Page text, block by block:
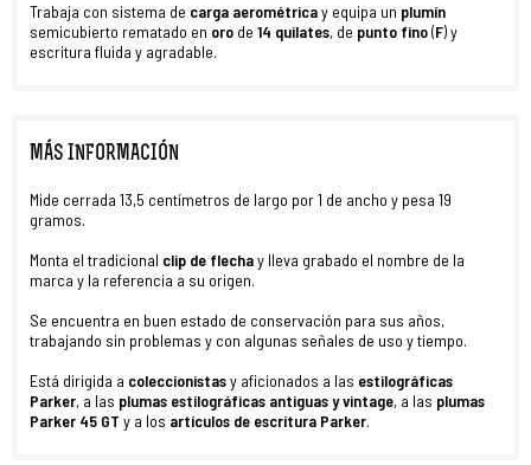
Trabaja con sistema de carga aerométricay equipa un plumín
semicubierto rematado en oro de 14 quilates, de punto fino(F) y
escritura fluida y agradable.
MÁS INFORMACIÓN
Mide cerrada 13,5 centímetros de largo por 1 de ancho y pesa 19
gramos.
Monta el tradicional clip de flechay lleva grabado el nombre de la
marca y la referencia a su origen.
Se encuentra en buen estado de conservación para sus años,
trabajando sin problemas y con algunas señales de uso y tiempo.
Está dirigida a coleccionistasy aficionados a las estilográficas
Parker, a las plumas estilográficas antiguas y vintage, a las plumas
Parker 45 GT y a los artículos de escritura Parker.